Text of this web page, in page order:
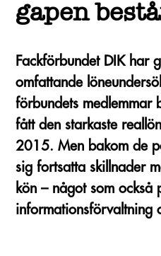
gapen
Fackförbundet DIK har
omfattande
förbundets medlemmar
fått den starkaste
2015. Men bakom de
sig fortsatta skillnader
kön – något som också
informationsförvaltning